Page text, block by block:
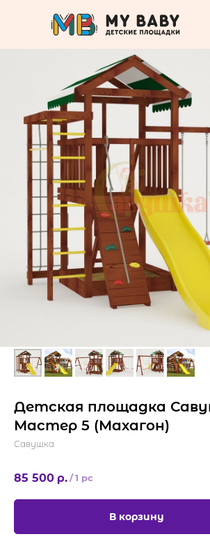
Детская площадка
Мастер 5 (Махагон)
Савушка
85 500 р. / 1 pc
В корзину